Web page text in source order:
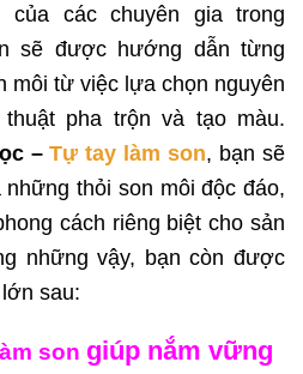
các chuyên gia trong
sẽ được hướng dẫn từng
môi từ việc lựa chọn nguyên
pha trộn và tạo màu.
–Tự tay làm son, bạn sẽ
thỏi son môi độc đáo,
cách riêng biệt cho sản
những vậy, bạn còn được
sau:
son giúp nắm vững